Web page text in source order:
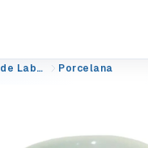
Vidriería de Laboratorio Porcelana